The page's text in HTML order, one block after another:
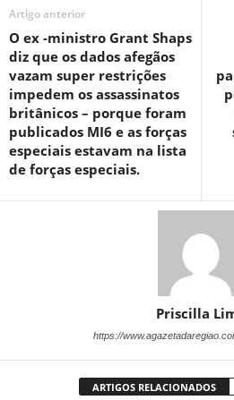
Artigo anterior
O ex -ministro Grant Shaps
diz que os dados afegãos
vazam super restrições
impedem os assassinatos
britânicos – porque foram
publicados MI6 e as forças
especiais estavam na lista
de forças especiais.
Priscilla
https://
ARTIGOS RELACIONADOS